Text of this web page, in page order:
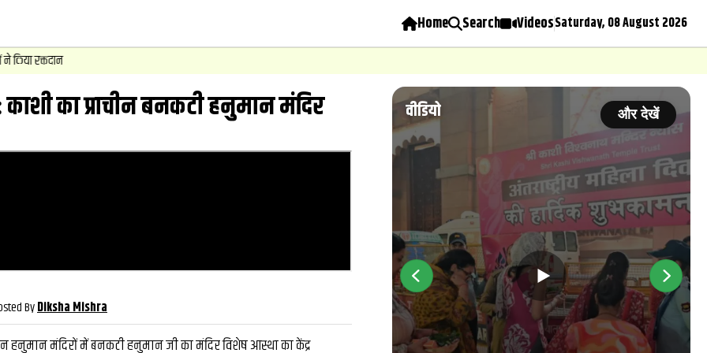
Home Search VideosSaturday, 08 August 2026
का प्राचीन बनकटी हनुमान मंदिर
ByDiksha Mishra
हनुमान मंदिरों में बनकटी हनुमान जी का मंदिर विशेष आस्था का केंद्र
और देखें वीडियो और देखें वीडियो और देखें